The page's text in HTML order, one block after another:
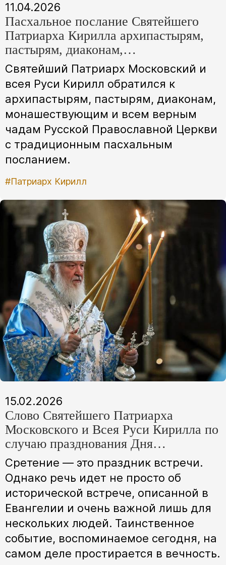
11.04.2026
Пасхальное послание Святейшего
Патриарха Кирилла архипастырям,
пастырям, диаконам,
монашествующим и всем верным
чадам Русской Православной Церкви
Святейший Патриарх Московский и
всея Руси Кирилл обратился к
архипастырям, пастырям, диаконам,
монашествующим и всем верным
чадам Русской Православной Церкви
с традиционным пасхальным
посланием.
#Патриарх Кирилл
15.02.2026
Слово Святейшего Патриарха
Московского и Всея Руси Кирилла по
случаю празднования Дня
православной молодежи
Сретение — это праздник встречи.
Однако речь идет не просто об
исторической встрече, описанной в
Евангелии и очень важной лишь для
нескольких людей. Таинственное
событие, воспоминаемое сегодня, на
самом деле простирается в вечность.